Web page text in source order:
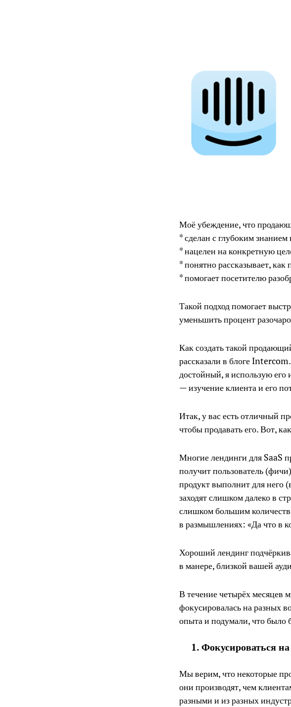
Моё убеждение, что
* сделан с глубоким
* нацелен на конкретную
* понятно рассказывает,
* помогает посетителю
Такой подход помогает
уменьшить процент
Как создать такой
рассказали в блоге
достойный, я использую
— изучение клиента и его
Итак, у вас есть отличный
чтобы продавать его. Вот,
Многие лендинги для SaaS
получит пользователь
продукт выполнит для него
заходят слишком далеко в
слишком большим
в размышлениях: «Да что в
Хороший лендинг
в манере, близкой вашей
В течение четырёх месяцев
фокусировалась на разных
опыта и подумали, что было
1. Фокусироваться
Мы верим, что некоторые
они производят, чем
разными и из разных